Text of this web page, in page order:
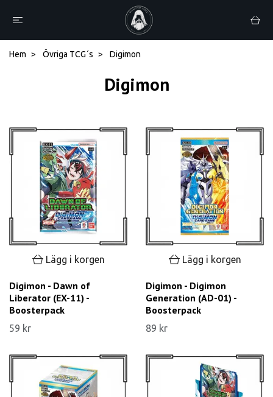
Hem Övriga TCG´s Digimon
Digimon
Lägg i korgen
Digimon - Dawn of
Liberator (EX-11) -
Boosterpack
59 kr
Lägg i korgen
Digimon - Digimon
Generation (AD-01) -
Boosterpack
89 kr